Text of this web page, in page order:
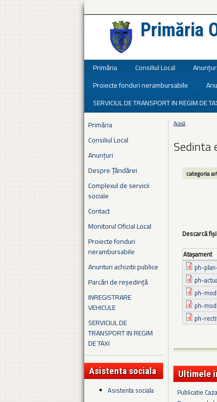
Primăria
Primăria Consiliul Local Anunțuri
Proiecte fonduri nerambursabile
SERVICIUL DE TRANSPORT IN REGIM DE
Primăria
Consiliul Local
Anunțuri
Despre Țăndărei
Complexul de servicii
sociale
Contact
Monitorul Oficial Local
Proiecte fonduri
nerambursabile
Anunturi achizitii publice
Parcări de reședință
INREGISTRARE
VEHICULE
SERVICIUL DE
TRANSPORT IN REGIM
DE TAXI
Asistenta sociala
Asistenta sociala
Eşti aici
Acasă
Sedinta
categoria
Descarcă
Ataşament
ph-
ph-
ph-
ph-
ph-
Ultimele
Publicatie